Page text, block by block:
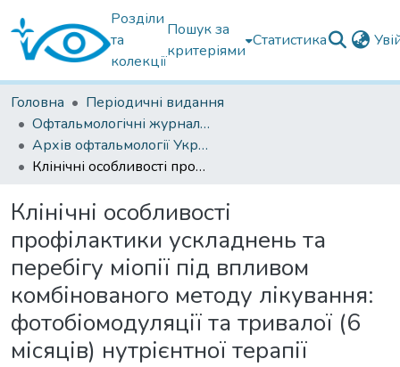
Розділи
та
колекції
Пошук за
критеріями
Статистика
Головна
Періодичні видання
Офтальмологічні журнали українські
Архів офтальмології України
Клінічні особливості профілактики ускладнень та перебігу міопії під впливом комбінованого методу лікування: фотобіомодуляції та тривалої (6 місяців) нутрієнтної терапії
Клінічні особливості
профілактики ускладнень та
перебігу міопії під впливом
комбінованого методу лікування:
фотобіомодуляції та тривалої (6
місяців) нутрієнтної терапії